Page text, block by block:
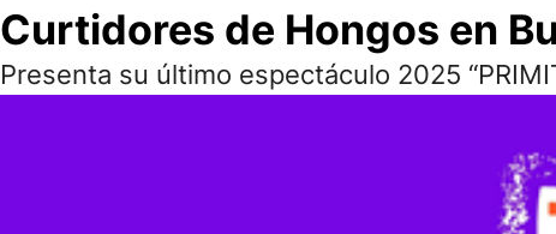
Curtidores de Hongos en
Presenta su último espectáculo 2025